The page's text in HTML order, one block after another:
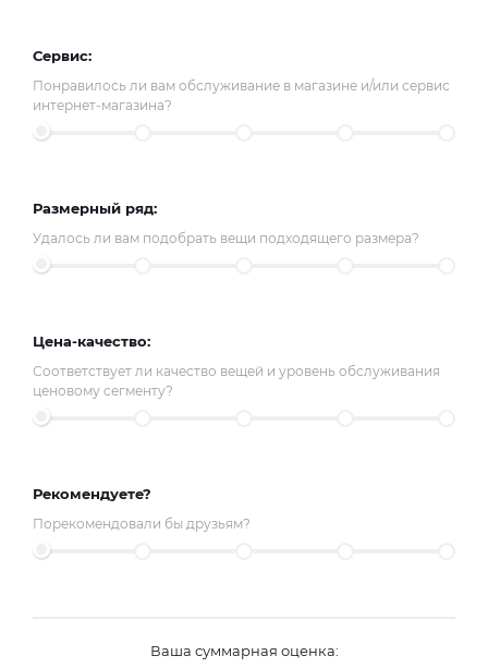
Сервис:
Понравилось ли вам обслуживание в магазине и/или сервис
интернет-магазина?
Размерный ряд:
Удалось ли вам подобрать вещи подходящего размера?
Цена-качество:
Соответствует ли качество вещей и уровень обслуживания
ценовому сегменту?
Рекомендуете?
Порекомендовали бы друзьям?
Ваша суммарная оценка: